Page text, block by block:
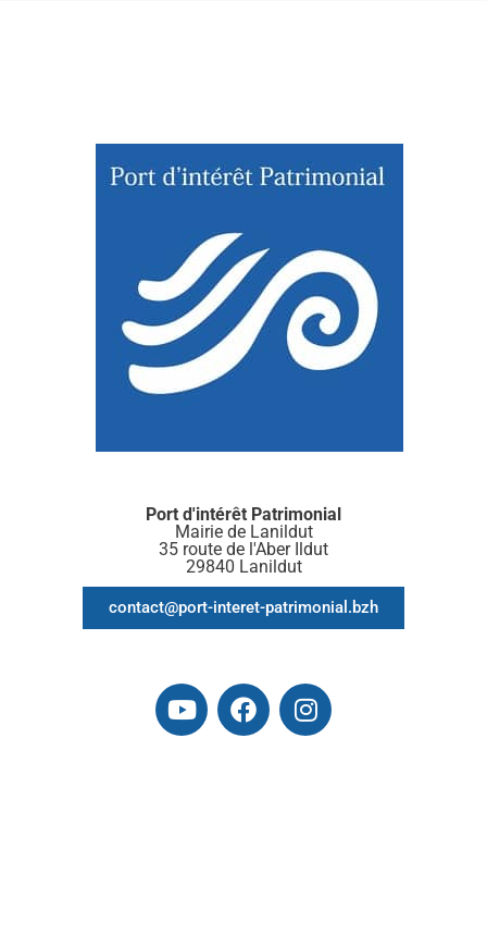
Port d'intérêt Patrimonial
Mairie de Lanildut
35 route de l'Aber Ildut
29840 Lanildut
contact@port-interet-patrimonial.bzh